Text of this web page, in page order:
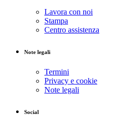
Lavora con noi
Stampa
Centro assistenza
Note legali
Termini
Privacy e cookie
Note legali
Social